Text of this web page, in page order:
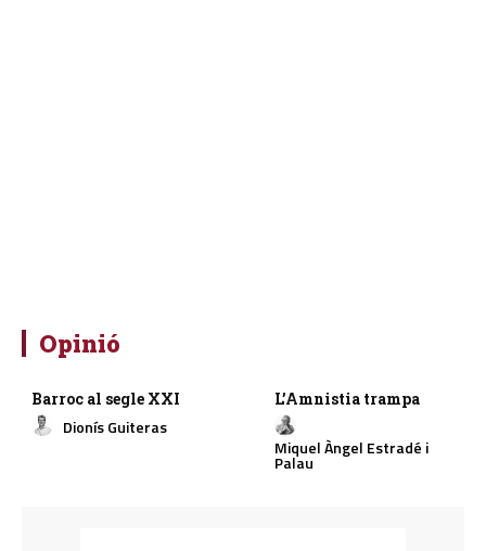
Opinió
Barroc al segle XXI
Dionís Guiteras
L’Amnistia trampa
Miquel Àngel Estradé i
Palau